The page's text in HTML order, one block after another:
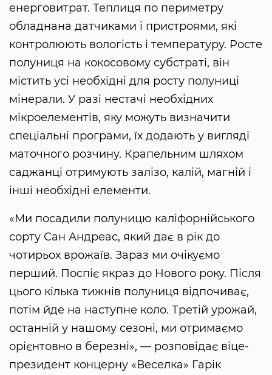
енерговитрат. Теплиця по периметру
обладнана датчиками і пристроями, які
контролюють вологість і температуру. Росте
полуниця на кокосовому субстраті, він
містить усі необхідні для росту полуниці
мінерали. У разі нестачі необхідних
мікроелементів, яку можуть визначити
спеціальні програми, їх додають у вигляді
маточного розчину. Крапельним шляхом
саджанці отримують залізо, калій, магній і
інші необхідні елементи.
«Ми посадили полуницю каліфорнійського
сорту Сан Андреас, який дає в рік до
чотирьох врожаїв. Зараз ми очікуємо
перший. Поспіє якраз до Нового року. Після
цього кілька тижнів полуниця відпочиває,
потім йде на наступне коло. Третій урожай,
останній у нашому сезоні, ми отримаємо
орієнтовно в березні», — розповідає віце-
президент концерну «Веселка» Гарік